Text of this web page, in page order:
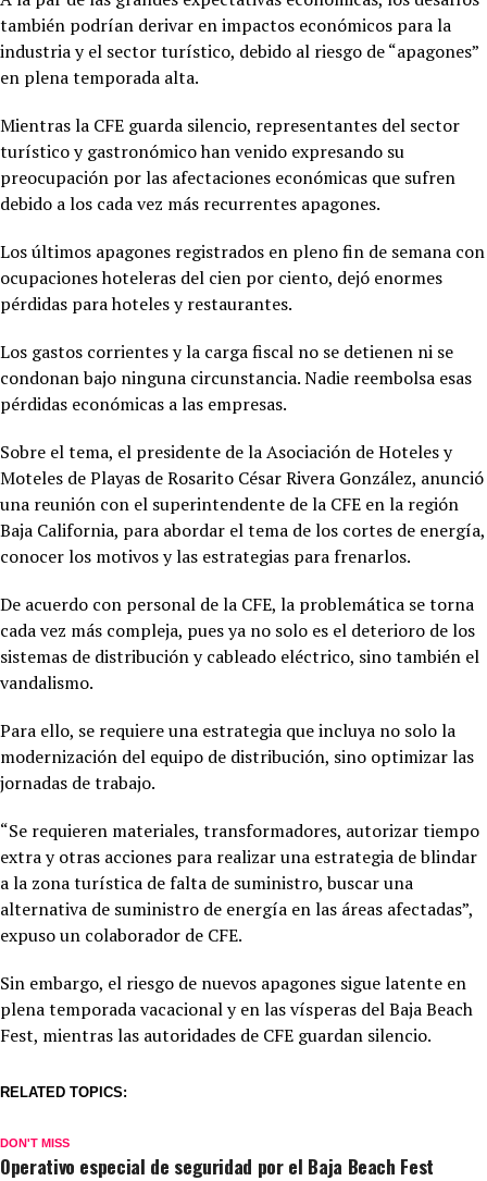
también podrían derivar en impactos económicos para la
industria y el sector turístico, debido al riesgo de “apagones”
en plena temporada alta.
Mientras la CFE guarda silencio, representantes del sector
turístico y gastronómico han venido expresando su
preocupación por las afectaciones económicas que sufren
debido a los cada vez más recurrentes apagones.
Los últimos apagones registrados en pleno fin de semana con
ocupaciones hoteleras del cien por ciento, dejó enormes
pérdidas para hoteles y restaurantes.
Los gastos corrientes y la carga fiscal no se detienen ni se
condonan bajo ninguna circunstancia. Nadie reembolsa esas
pérdidas económicas a las empresas.
Sobre el tema, el presidente de la Asociación de Hoteles y
Moteles de Playas de Rosarito César Rivera González, anunció
una reunión con el superintendente de la CFE en la región
Baja California, para abordar el tema de los cortes de energía,
conocer los motivos y las estrategias para frenarlos.
De acuerdo con personal de la CFE, la problemática se torna
cada vez más compleja, pues ya no solo es el deterioro de los
sistemas de distribución y cableado eléctrico, sino también el
vandalismo.
Para ello, se requiere una estrategia que incluya no solo la
modernización del equipo de distribución, sino optimizar las
jornadas de trabajo.
“Se requieren materiales, transformadores, autorizar tiempo
extra y otras acciones para realizar una estrategia de blindar
a la zona turística de falta de suministro, buscar una
alternativa de suministro de energía en las áreas afectadas”,
expuso un colaborador de CFE.
Sin embargo, el riesgo de nuevos apagones sigue latente en
plena temporada vacacional y en las vísperas del Baja Beach
Fest, mientras las autoridades de CFE guardan silencio.
RELATED TOPICS:
DON'T MISS
Operativo especial de seguridad por el Baja Beach Fest